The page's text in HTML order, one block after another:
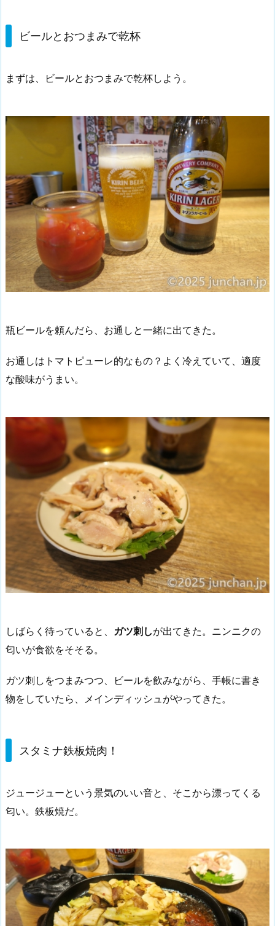
ビールとおつまみで乾杯
まずは、ビールとおつまみで乾杯しよう。
瓶ビールを頼んだら、お通しと一緒に出てきた。
お通しはトマトピューレ的なもの？よく冷えていて、適度
な酸味がうまい。
しばらく待っていると、 ガツ刺しが出てきた。ニンニクの
匂いが食欲をそそる。
ガツ刺しをつまみつつ、ビールを飲みながら、手帳に書き
物をしていたら、メインディッシュがやってきた。
スタミナ鉄板焼肉！
ジュージューという景気のいい音と、そこから漂ってくる
匂い。鉄板焼だ。